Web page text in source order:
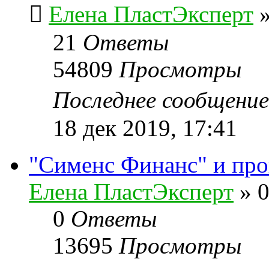
Елена ПластЭксперт
21 Ответы
54809 Просмотры
Последнее
18 дек 2019, 17:41
"Сименс Финанс" и
Елена ПластЭксперт »
0 Ответы
13695 Просмотры